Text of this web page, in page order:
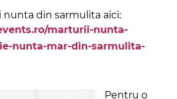
din sarmulita aici:
marturii-nunta-
nunta-mar-din-sarmulita-
Pentru o